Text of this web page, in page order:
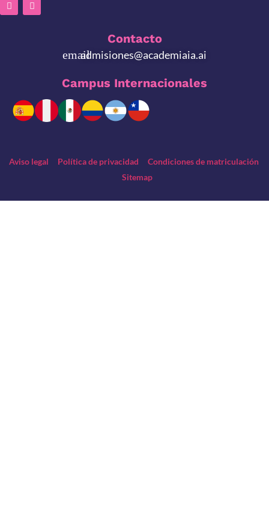
Contacto
admisiones@academiaia.ai
Campus Internacionales
Aviso legal Política de privacidad
Condiciones de matriculación
Sitemap